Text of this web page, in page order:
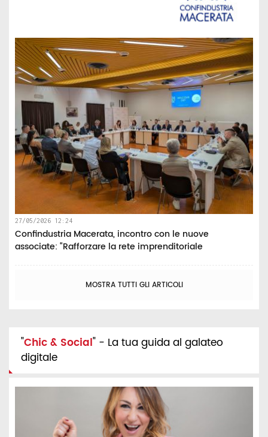
27/05/2026 12:24
Confindustria Macerata, incontro con le nuove
associate: “Rafforzare la rete imprenditoriale
MOSTRA TUTTI GLI ARTICOLI
"Chic & Social" - La tua guida al galateo
digitale